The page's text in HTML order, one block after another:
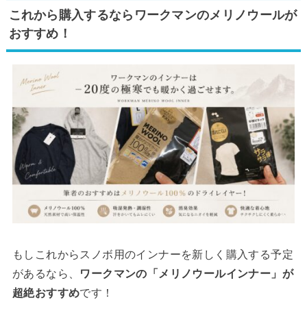
これから購入するならワークマンのメリノウールが
おすすめ！
もしこれからスノボ用のインナーを新しく購入する予定
があるなら、 ワークマンの「メリノウールインナー」が
超絶おすすめです！